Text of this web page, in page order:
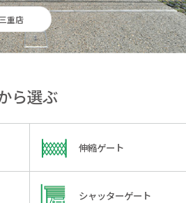
三重店
ら選ぶ
伸縮ゲート
シャッターゲート